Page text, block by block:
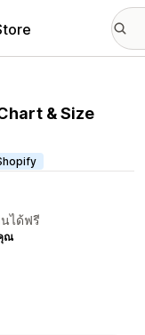
& Size
ได้ฟรี
ณ